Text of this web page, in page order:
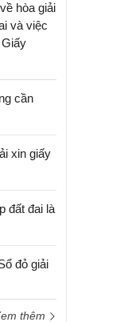
hòa giải
và việc
Giấy
cần
xin giấy
đất đai là
đỏ giải
thêm